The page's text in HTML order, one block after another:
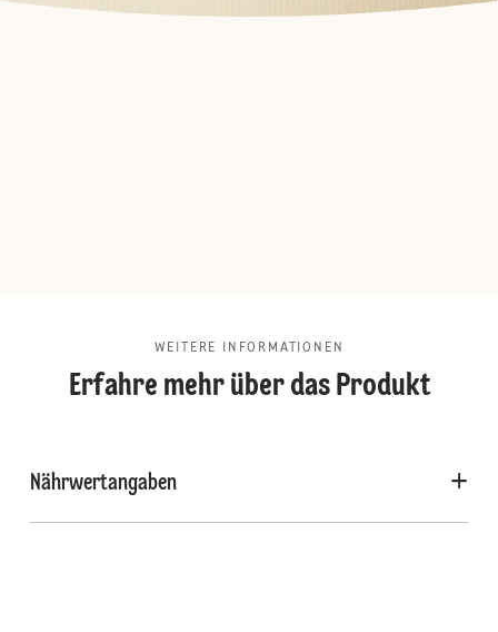
WEITERE INFORMATIONEN
Erfahre mehr über das Produkt
Nährwertangaben